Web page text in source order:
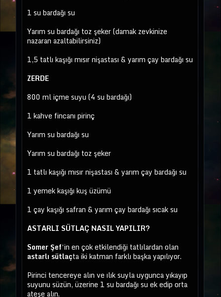
1 su bardağı su
Yarım su bardağı toz şeker (damak zevkinize
nazaran azaltabilirsiniz)
1,5 tatlı kaşığı mısır nişastası & yarım çay bardağı su
ZERDE
800 ml içme suyu (4 su bardağı)
1 kahve fincanı pirinç
Yarım su bardağı su
Yarım su bardağı toz şeker
1 tatlı kaşığı mısır nişastası & yarım çay bardağı su
1 yemek kaşığı kuş üzümü
1 çay kaşığı safran & yarım çay bardağı sıcak su
ASTARLI SÜTLAÇ NASIL YAPILIR?
Somer Şef‘in en çok etkilendiği tatlılardan olan
astarlı sütlaçta iki katman farklı başka yapılıyor.
Pirinci tencereye alın ve ılık suyla uygunca yıkayıp
suyunu süzün, üzerine 1 su bardağı su ek edip orta
ateşe alın.